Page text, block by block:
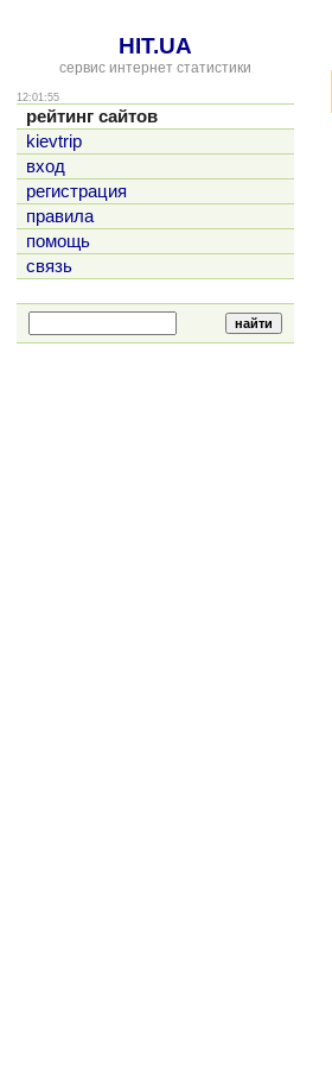
HIT.UA
сервис интернет статистики
12:01:55
рейтинг сайтов
kievtrip
вход
регистрация
правила
помощь
связь